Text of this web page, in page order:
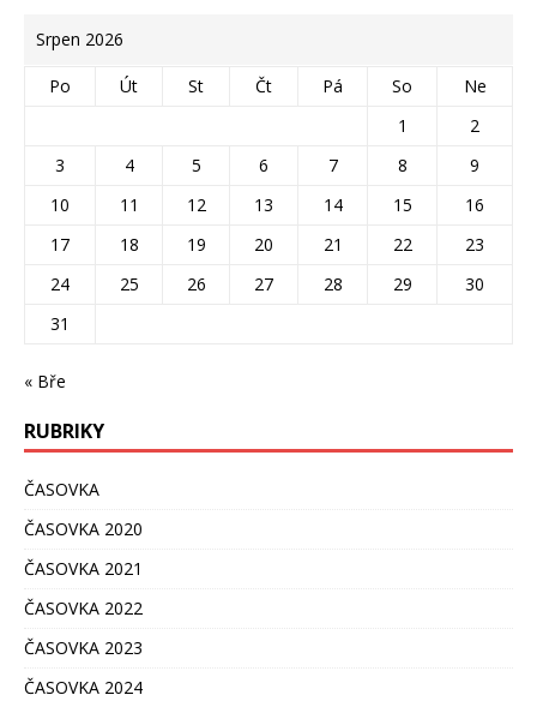
Srpen 2026
Po Út St Čt Pá So
Ne
1
2
3
4 5 6 7 8
9
10
11 12 13 14 15
16
17
18 19 20 21 22
23
24
25 26 27 28 29
30
31
« Bře
RUBRIKY
ČASOVKA
ČASOVKA 2020
ČASOVKA 2021
ČASOVKA 2022
ČASOVKA 2023
ČASOVKA 2024